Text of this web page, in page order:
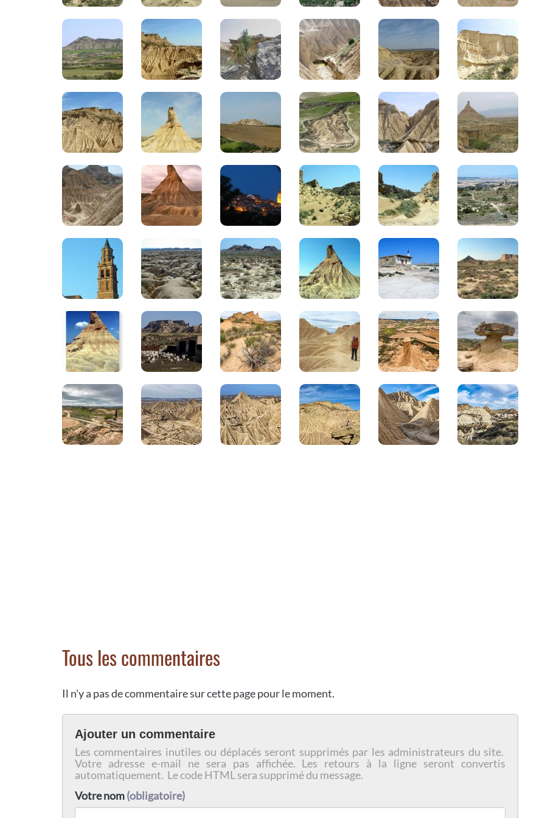
Tous les commentaires
Il n'y a pas de commentaire sur cette page pour le moment.
Ajouter un commentaire
Les commentaires inutiles ou déplacés seront supprimés par les administrateurs du site.
Votre adresse e-mail ne sera pas affichée. Les retours à la ligne seront convertis
automatiquement. Le code HTML sera supprimé du message.
Votre nom(obligatoire)